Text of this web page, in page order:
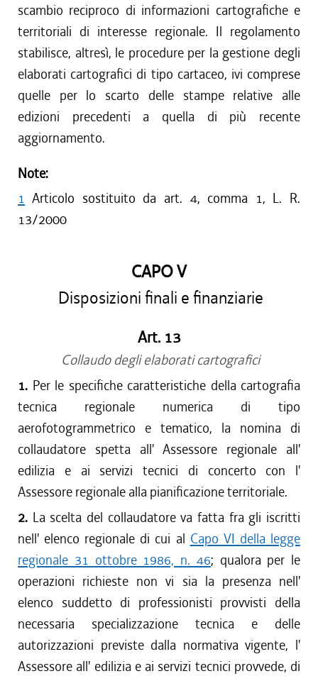
scambio reciproco di informazioni cartografiche e
territoriali di interesse regionale. Il regolamento
stabilisce, altresì, le procedure per la gestione degli
elaborati cartografici di tipo cartaceo, ivi comprese
quelle per lo scarto delle stampe relative alle
edizioni precedenti a quella di più recente
aggiornamento.
Note:
1 Articolo sostituito da art. 4, comma 1, L. R.
13/2000
CAPO V
Disposizioni finali e finanziarie
Art. 13
Collaudo degli elaborati cartografici
1. Per le specifiche caratteristiche della cartografia
tecnica regionale numerica di tipo
aerofotogrammetrico e tematico, la nomina di
collaudatore spetta all' Assessore regionale all'
edilizia e ai servizi tecnici di concerto con l'
Assessore regionale alla pianificazione territoriale.
2. La scelta del collaudatore va fatta fra gli iscritti
nell' elenco regionale di cui al Capo VI della legge
regionale 31 ottobre 1986, n. 46; qualora per le
operazioni richieste non vi sia la presenza nell'
elenco suddetto di professionisti provvisti della
necessaria specializzazione tecnica e delle
autorizzazioni previste dalla normativa vigente, l'
Assessore all' edilizia e ai servizi tecnici provvede, di